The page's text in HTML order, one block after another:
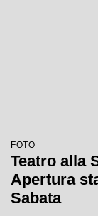
FOTO
Teatro alla
Apertura
Sabata